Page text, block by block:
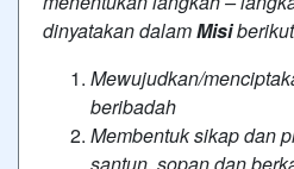
dinyatakan dalamMisi
Mewujudkan/
beribadah
Membentuk sikap dan